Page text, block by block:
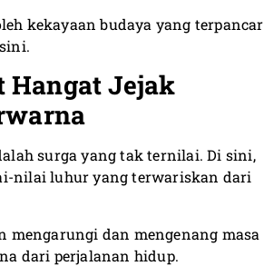
kekayaan budaya yang terpancar
Hangat Jejak
surga yang tak ternilai. Di sini,
nilai luhur yang terwariskan dari
mengarungi dan mengenang masa
dari perjalanan hidup.